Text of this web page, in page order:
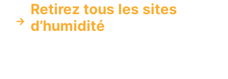
Retirez tous les sites
d’humidité